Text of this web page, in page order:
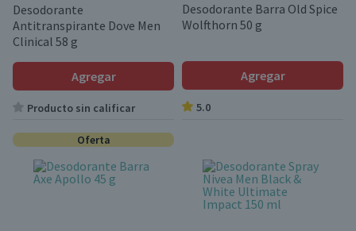
Desodorante
Antitranspirante Dove Men
Clinical 58 g
Agregar
Producto sin calificar
Desodorante Barra Old Spice
Wolfthorn 50 g
Agregar
5.0
Oferta